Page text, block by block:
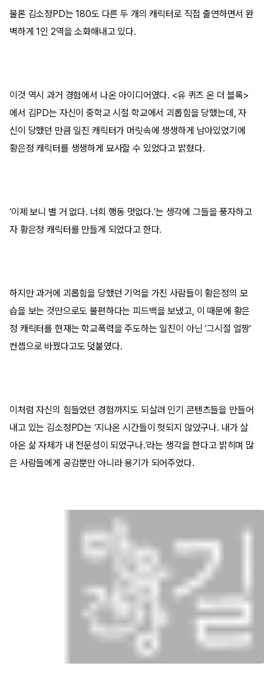
물론 김소정PD는 180도 다른 두 개의 캐릭터로 직접 출연하면서 완
벽하게 1인 2역을 소화해내고 있다.
이것 역시 과거 경험에서 나온 아이디어였다. <유 퀴즈 온 더 블록>
에서 김PD는 자신이 중학교 시절 학교에서 괴롭힘을 당했는데, 자
신이 당했던 만큼 일진 캐릭터가 머릿속에 생생하게 남아있었기에
황은정 캐릭터를 생생하게 묘사할 수 있었다고 밝혔다.
‘이제 보니 별 거 없다. 너희 행동 멋없다.’는 생각에 그들을 풍자하고
자 황은정 캐릭터를 만들게 되었다고 한다.
하지만 과거에 괴롭힘을 당했던 기억을 가진 사람들이 황은정의 모
습을 보는 것만으로도 불편하다는 피드백을 보냈고, 이 때문에 황은
정 캐릭터를 현재는 학교폭력을 주도하는 일진이 아닌 ‘그시절 얼짱’
컨셉으로 바꿨다고도 덧붙였다.
이처럼 자신의 힘들었던 경험까지도 되살려 인기 콘텐츠들을 만들어
내고 있는 김소정PD는 ‘지나온 시간들이 헛되지 않았구나. 내가 살
아온 삶 자체가 내 전문성이 되었구나.’라는 생각을 한다고 밝히며 많
은 사람들에게 공감뿐만 아니라 용기가 되어주었다.